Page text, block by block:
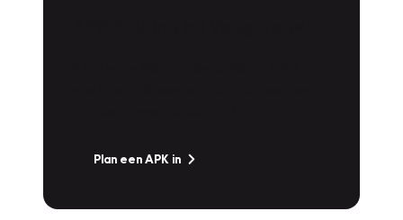
Plan een APK in